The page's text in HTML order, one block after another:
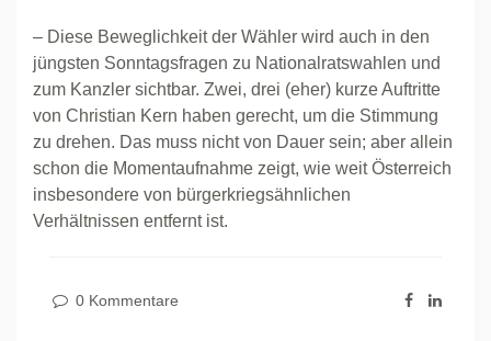
– Diese Beweglichkeit der Wähler wird auch in den
jüngsten Sonntagsfragen zu Nationalratswahlen und
zum Kanzler sichtbar. Zwei, drei (eher) kurze Auftritte
von Christian Kern haben gerecht, um die Stimmung
zu drehen. Das muss nicht von Dauer sein; aber allein
schon die Momentaufnahme zeigt, wie weit Österreich
insbesondere von bürgerkriegsähnlichen
Verhältnissen entfernt ist.
0 Kommentare